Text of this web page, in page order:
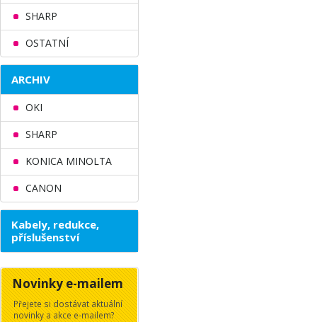
SHARP
OSTATNÍ
ARCHIV
OKI
SHARP
KONICA MINOLTA
CANON
Kabely, redukce,
příslušenství
Novinky e-mailem
Přejete si dostávat aktuální
novinky a akce e-mailem?